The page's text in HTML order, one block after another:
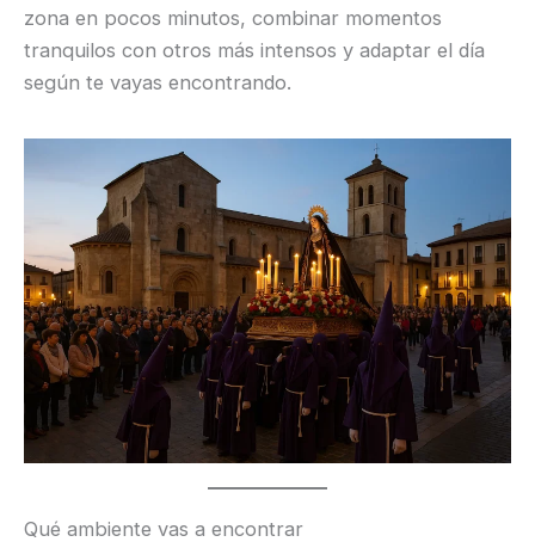
zona en pocos minutos, combinar momentos
tranquilos con otros más intensos y adaptar el día
según te vayas encontrando.
Qué ambiente vas a encontrar